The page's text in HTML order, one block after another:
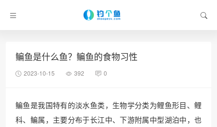
鳊鱼是什么鱼？鳊鱼的食物习性
2023-10-15 392 0
鳊鱼是我国特有的淡水鱼类，生物学分类为鲤鱼形目、鲤
科、鳊属，主要分布于长江中、下游附属中型湖泊中，也